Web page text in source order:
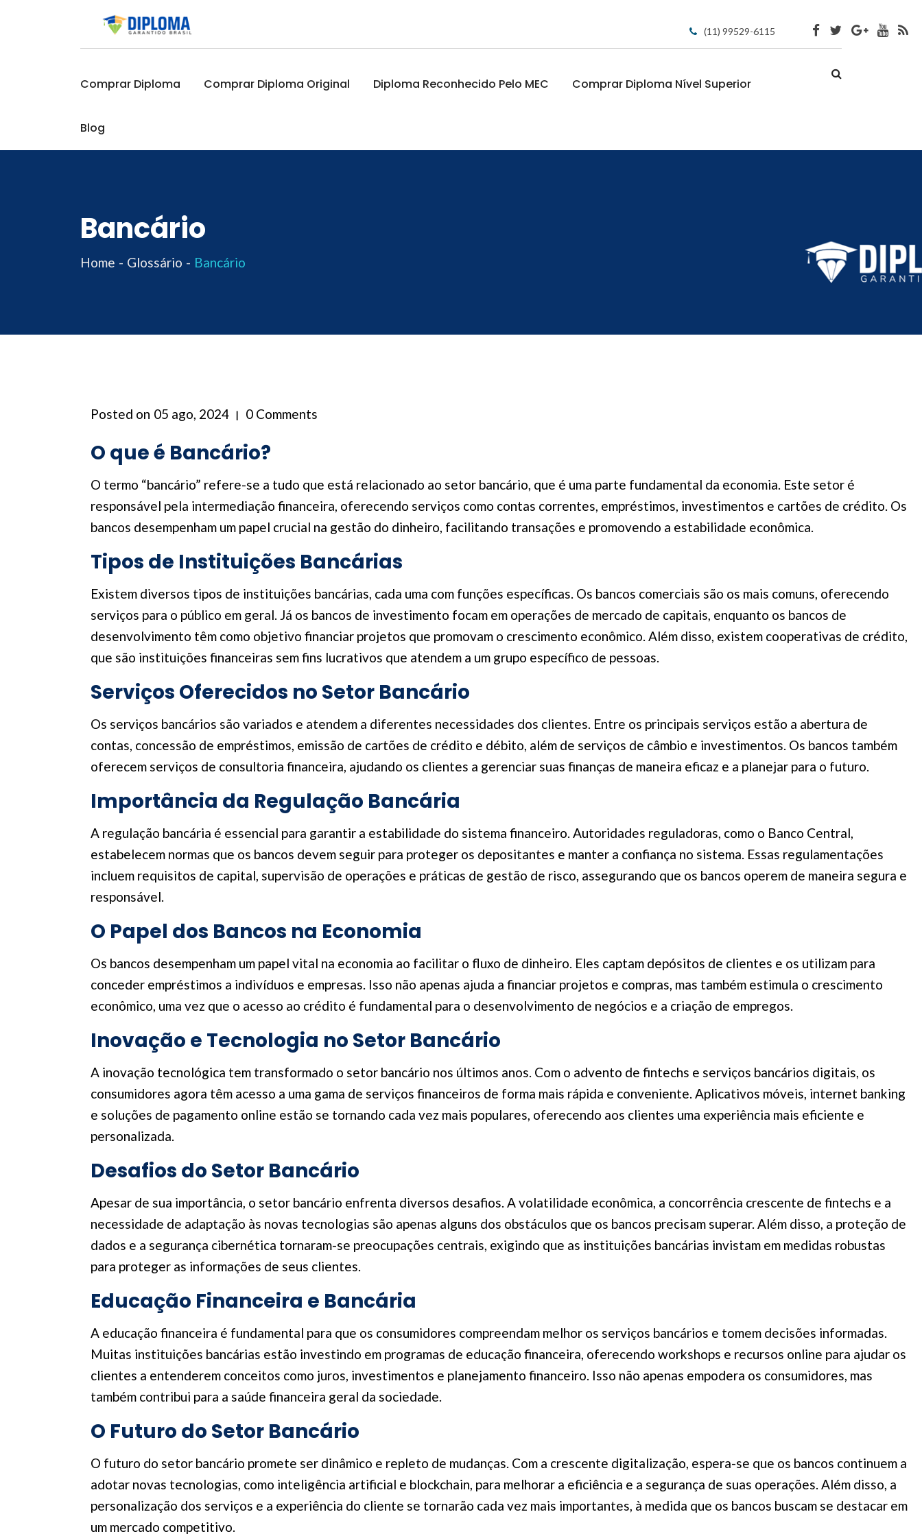
(11) 99529-6115
Comprar Diploma Comprar Diploma Original Diploma Reconhecido Pelo MEC Comprar Diploma Nível Superior
Blog
Bancário
Home Glossário Bancário
Posted on 05 ago, 2024 0 Comments
O que é Bancário?
O termo “bancário” refere-se a tudo que está relacionado ao setor bancário, que é uma parte fundamental da economia. Este setor é
responsável pela intermediação financeira, oferecendo serviços como contas correntes, empréstimos, investimentos e cartões de crédito. Os
bancos desempenham um papel crucial na gestão do dinheiro, facilitando transações e promovendo a estabilidade econômica.
Tipos de Instituições Bancárias
Existem diversos tipos de instituições bancárias, cada uma com funções específicas. Os bancos comerciais são os mais comuns, oferecendo
serviços para o público em geral. Já os bancos de investimento focam em operações de mercado de capitais, enquanto os bancos de
desenvolvimento têm como objetivo financiar projetos que promovam o crescimento econômico. Além disso, existem cooperativas de crédito,
que são instituições financeiras sem fins lucrativos que atendem a um grupo específico de pessoas.
Serviços Oferecidos no Setor Bancário
Os serviços bancários são variados e atendem a diferentes necessidades dos clientes. Entre os principais serviços estão a abertura de
contas, concessão de empréstimos, emissão de cartões de crédito e débito, além de serviços de câmbio e investimentos. Os bancos também
oferecem serviços de consultoria financeira, ajudando os clientes a gerenciar suas finanças de maneira eficaz e a planejar para o futuro.
Importância da Regulação Bancária
A regulação bancária é essencial para garantir a estabilidade do sistema financeiro. Autoridades reguladoras, como o Banco Central,
estabelecem normas que os bancos devem seguir para proteger os depositantes e manter a confiança no sistema. Essas regulamentações
incluem requisitos de capital, supervisão de operações e práticas de gestão de risco, assegurando que os bancos operem de maneira segura e
responsável.
O Papel dos Bancos na Economia
Os bancos desempenham um papel vital na economia ao facilitar o fluxo de dinheiro. Eles captam depósitos de clientes e os utilizam para
conceder empréstimos a indivíduos e empresas. Isso não apenas ajuda a financiar projetos e compras, mas também estimula o crescimento
econômico, uma vez que o acesso ao crédito é fundamental para o desenvolvimento de negócios e a criação de empregos.
Inovação e Tecnologia no Setor Bancário
A inovação tecnológica tem transformado o setor bancário nos últimos anos. Com o advento de fintechs e serviços bancários digitais, os
consumidores agora têm acesso a uma gama de serviços financeiros de forma mais rápida e conveniente. Aplicativos móveis, internet banking
e soluções de pagamento online estão se tornando cada vez mais populares, oferecendo aos clientes uma experiência mais eficiente e
personalizada.
Desafios do Setor Bancário
Apesar de sua importância, o setor bancário enfrenta diversos desafios. A volatilidade econômica, a concorrência crescente de fintechs e a
necessidade de adaptação às novas tecnologias são apenas alguns dos obstáculos que os bancos precisam superar. Além disso, a proteção de
dados e a segurança cibernética tornaram-se preocupações centrais, exigindo que as instituições bancárias invistam em medidas robustas
para proteger as informações de seus clientes.
Educação Financeira e Bancária
A educação financeira é fundamental para que os consumidores compreendam melhor os serviços bancários e tomem decisões informadas.
Muitas instituições bancárias estão investindo em programas de educação financeira, oferecendo workshops e recursos online para ajudar os
clientes a entenderem conceitos como juros, investimentos e planejamento financeiro. Isso não apenas empodera os consumidores, mas
também contribui para a saúde financeira geral da sociedade.
O Futuro do Setor Bancário
O futuro do setor bancário promete ser dinâmico e repleto de mudanças. Com a crescente digitalização, espera-se que os bancos continuem a
adotar novas tecnologias, como inteligência artificial e blockchain, para melhorar a eficiência e a segurança de suas operações. Além disso, a
personalização dos serviços e a experiência do cliente se tornarão cada vez mais importantes, à medida que os bancos buscam se destacar em
um mercado competitivo.